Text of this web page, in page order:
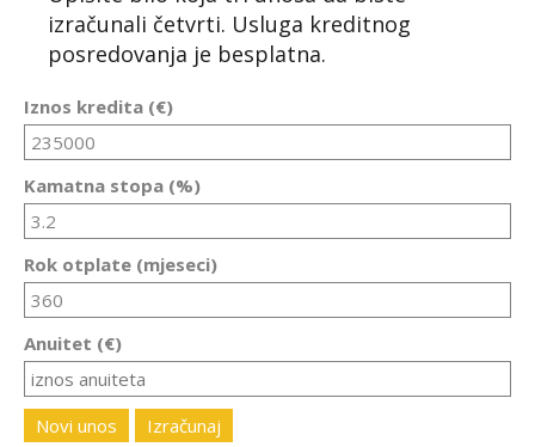
izračunali četvrti. Usluga kreditnog
posredovanja je besplatna.
Iznos kredita (€)
Kamatna stopa (%)
Rok otplate (mjeseci)
Anuitet (€)
Novi unos Izračunaj